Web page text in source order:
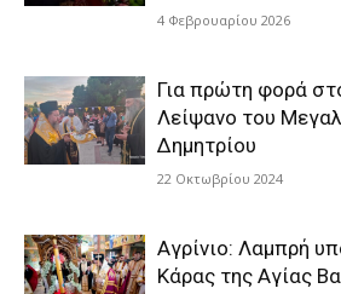
4 Φεβρουαρίου 2026
Για πρώτη φορά
Λείψανο του
Δημητρίου
22 Οκτωβρίου 2024
Αγρίνιο: Λαμπρή
Κάρας της Αγίας